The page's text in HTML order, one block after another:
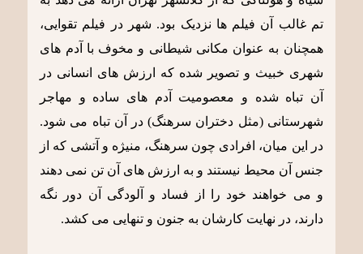
تم غالب آن فیلم ها نزدیک بود. شهر در فیلم تقوایی،
همچنان به عنوان مکانی شیطانی و مخوف با آدم های
شهری خبیث و تصویر شده که ارزش های انسانی در
آن تباه شده و معصومیت آدم های ساده و مهاجر
شهرستانی (مثل دختران سرهنگ) در آن تباه می شود.
در این میان، افرادی چون سرهنگ، منیژه و آتشی که از
جنس آن محیط نیستند و به ارزش های آن تن نمی دهند
و می خواهند خود را از فساد و آلودگی آن دور نگه
دارند، در نهایت کارشان به جنون و تنهایی می کشد.